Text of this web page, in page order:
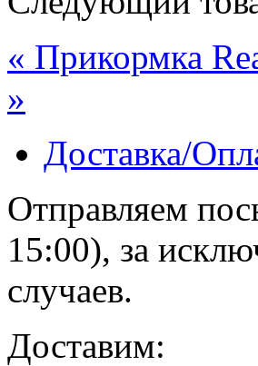
« Прикормка
»
Доставка/
Отправляем
15:00), за
случаев.
Доставим: